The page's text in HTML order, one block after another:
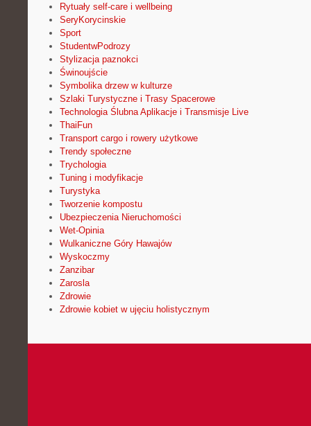
Rytuały self-care i wellbeing
SeryKorycinskie
Sport
StudentwPodrozy
Stylizacja paznokci
Świnoujście
Symbolika drzew w kulturze
Szlaki Turystyczne i Trasy Spacerowe
Technologia Ślubna Aplikacje i Transmisje Live
ThaiFun
Transport cargo i rowery użytkowe
Trendy społeczne
Trychologia
Tuning i modyfikacje
Turystyka
Tworzenie kompostu
Ubezpieczenia Nieruchomości
Wet-Opinia
Wulkaniczne Góry Hawajów
Wyskoczmy
Zanzibar
Zarosla
Zdrowie
Zdrowie kobiet w ujęciu holistycznym